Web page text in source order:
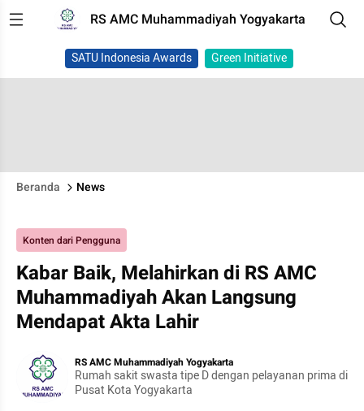
RS AMC Muhammadiyah Yogyakarta
SATU Indonesia Awards Green Initiative
Beranda News
Konten dari Pengguna
Kabar Baik, Melahirkan di RS AMC
Muhammadiyah Akan Langsung
Mendapat Akta Lahir
RS AMC Muhammadiyah Yogyakarta
Rumah sakit swasta tipe D dengan pelayanan prima di
Pusat Kota Yogyakarta